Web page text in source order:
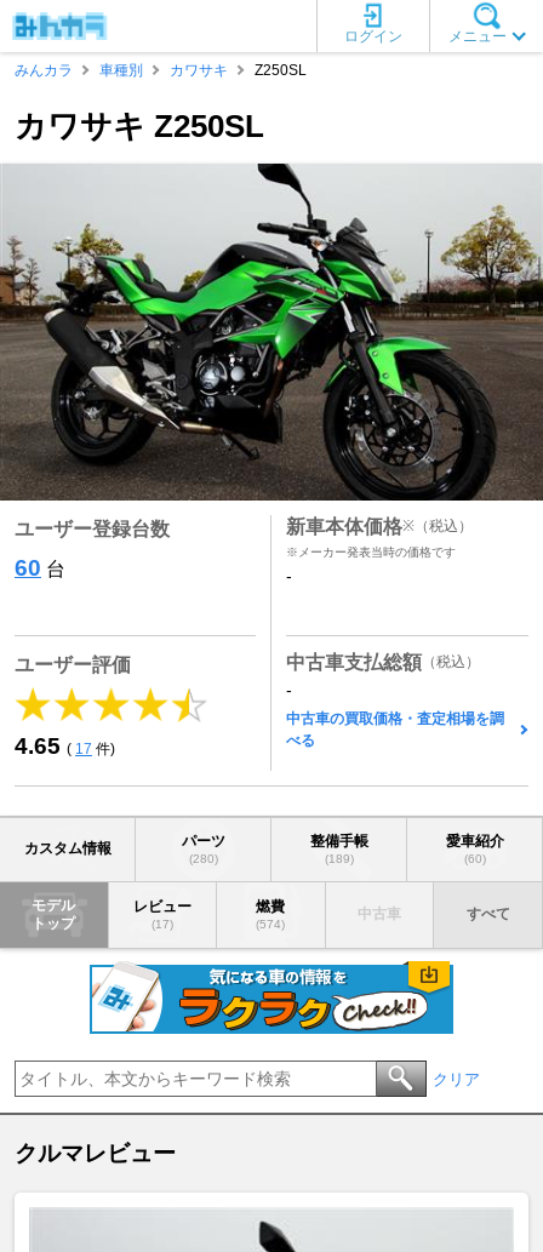
メニュー
ログイン
みんカラ
車種別 カワサキ Z250SL
カワサキ Z250SL
ユーザー登録台数
60 台
ユーザー評価
4.65 ( 17 件)
新車本体価格※ （税込）
※メーカー発表当時の価格です
-
中古車支払総額 （税込）
-
中古車の買取価格・査定相場を調
べる
カスタム情報 パーツ
(280)
整備手帳
(189)
愛車紹介
(60)
モデル
トップ
レビュー
(17)
燃費
(574)
中古車 すべて
クリア
クルマレビュー